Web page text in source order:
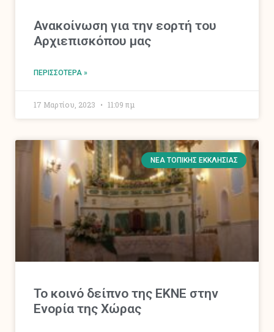
Ανακοίνωση για την εορτή του
Αρχιεπισκόπου μας
ΠΕΡΙΣΣΌΤΕΡΑ »
17 Μαρτίου, 2023 11:09 πμ
ΝΈΑ ΤΟΠΙΚΉΣ ΕΚΚΛΗΣΊΑΣ
Το κοινό δείπνο της ΕΚΝΕ στην
Ενορία της Χώρας